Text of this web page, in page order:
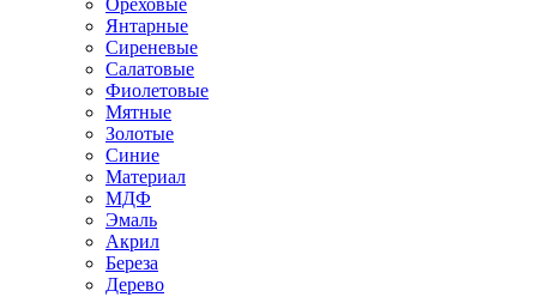
Ореховые
Янтарные
Сиреневые
Салатовые
Фиолетовые
Мятные
Золотые
Синие
Материал
МДФ
Эмаль
Акрил
Береза
Дерево